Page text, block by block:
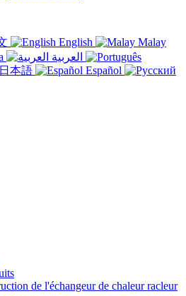
English
Malay
日本語
Español
de l'échangeur de chaleur racleur